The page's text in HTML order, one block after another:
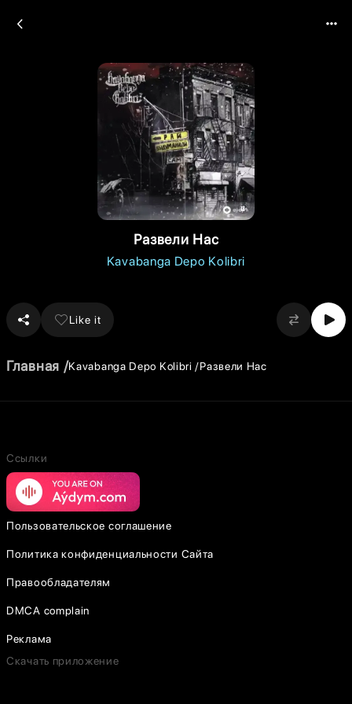
Развели Нас
Kavabanga Depo Kolibri
Like it
Главная Kavabanga Depo Kolibri Развели Нас
Ссылки
Пользовательское соглашение
Политика конфиденциальности Сайта
Правообладателям
DMCA complain
Реклама
Скачать приложение